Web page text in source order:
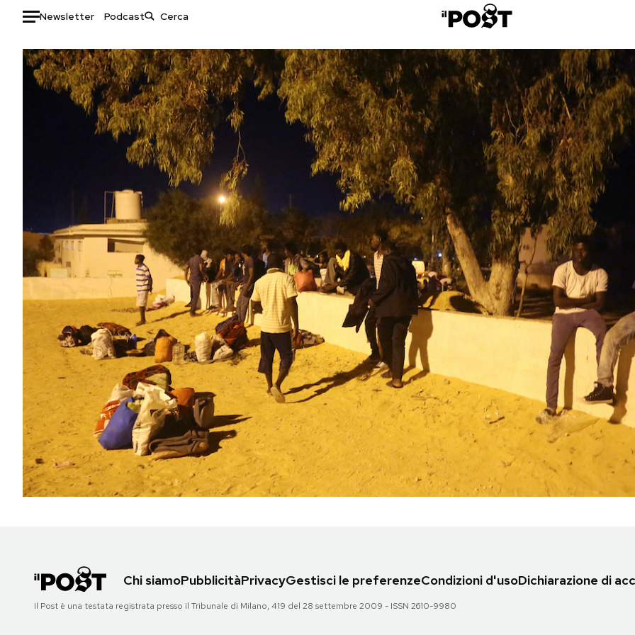
Newsletter Podcast
Auto
HOME
Italia
Mondo
Scienza
Cultura
Economia
Sport
Moda
Libri
Consumismi
Storie/Idee
Ok Boomer!
Media
Europa
Altrecose
Mondiali calcio 2026
PODCAST
NEWSLETTER
I MIEI PREFERITI
SHOP
AREA PERSONALE
Area Personale
Chi siamoPubblicitàPrivacyGestisci le preferenzeCondizioni d'usoDichiarazione di
Il Post è una testata registrata presso il Tribunale di Milano, 419 del 28 settembre 2009 - ISSN 2610-9980